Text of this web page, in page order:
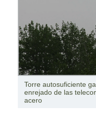
Torre autosuficiente
enrejado de las
acero